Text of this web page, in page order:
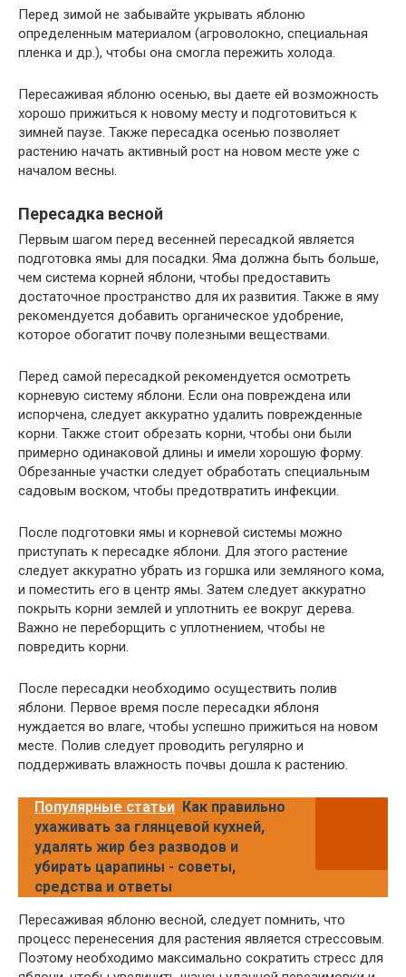
Перед зимой не забывайте укрывать яблоню
определенным материалом (агроволокно, специальная
пленка и др.), чтобы она смогла пережить холода.
Пересаживая яблоню осенью, вы даете ей возможность
хорошо прижиться к новому месту и подготовиться к
зимней паузе. Также пересадка осенью позволяет
растению начать активный рост на новом месте уже с
началом весны.
Пересадка весной
Первым шагом перед весенней пересадкой является
подготовка ямы для посадки. Яма должна быть больше,
чем система корней яблони, чтобы предоставить
достаточное пространство для их развития. Также в яму
рекомендуется добавить органическое удобрение,
которое обогатит почву полезными веществами.
Перед самой пересадкой рекомендуется осмотреть
корневую систему яблони. Если она повреждена или
испорчена, следует аккуратно удалить поврежденные
корни. Также стоит обрезать корни, чтобы они были
примерно одинаковой длины и имели хорошую форму.
Обрезанные участки следует обработать специальным
садовым воском, чтобы предотвратить инфекции.
После подготовки ямы и корневой системы можно
приступать к пересадке яблони. Для этого растение
следует аккуратно убрать из горшка или земляного кома,
и поместить его в центр ямы. Затем следует аккуратно
покрыть корни землей и уплотнить ее вокруг дерева.
Важно не переборщить с уплотнением, чтобы не
повредить корни.
После пересадки необходимо осуществить полив
яблони. Первое время после пересадки яблоня
нуждается во влаге, чтобы успешно прижиться на новом
месте. Полив следует проводить регулярно и
поддерживать влажность почвы дошла к растению.
Популярные статьи Как правильно
ухаживать за глянцевой кухней,
удалять жир без разводов и
убирать царапины - советы,
средства и ответы
Пересаживая яблоню весной, следует помнить, что
процесс перенесения для растения является стрессовым.
Поэтому необходимо максимально сократить стресс для